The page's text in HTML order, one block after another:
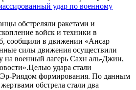
удар по военному
обстреляли ракетами и
войск и техники в
сообщили в движении «Ансар
силы движения осуществили
на военный лагерь Сахн аль-Джин,
удара стали
Риядом формирования. По данным
обстрела стали два